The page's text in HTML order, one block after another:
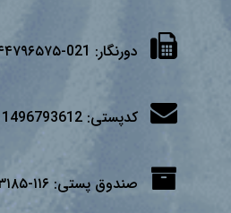
دورنگار: 021-۴۴۷۹۶۵۷۵
کدپستی: 1496793612
صندوق پستی: ۱۱۶-۱۳۱۸۵